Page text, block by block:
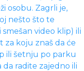
osobu. Zagrli je,
nešto što te
video klip) ili
koju znaš da će
ili šetnju po parku
da radite zajedno ili